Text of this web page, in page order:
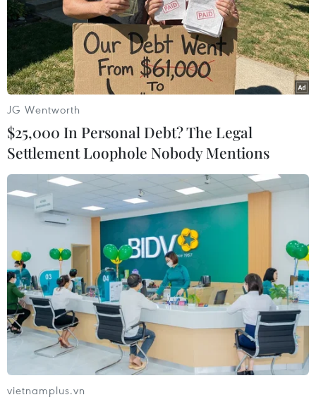
Iran thông báo triệt phá 5 ổ nhóm gián
điệp nước ngoài
Quan chức Bộ Tình báo Iran cho biết những kẻ bị bắt
"có kế hoạch bí mật theo dõi các dự án hạt nhân, chính
trị, kinh tế, quân sự và cơ sở hạ tầng của Iran cho CIA,
Mossad.
JG Wentworth
$25,000 In Personal Debt? The Legal
Settlement Loophole Nobody Mentions
vietnamplus.vn